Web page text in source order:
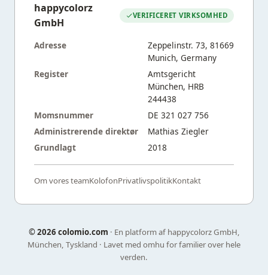
happycolorz
GmbH
VERIFICERET VIRKSOMHED
Adresse
Zeppelinstr. 73, 81669
Munich, Germany
Register
Amtsgericht
München, HRB
244438
Momsnummer
DE 321 027 756
Administrerende direktør
Mathias Ziegler
Grundlagt
2018
Om vores teamKolofonPrivatlivspolitikKontakt
©2026 colomio.com · En platform af happycolorz GmbH,
München, Tyskland · Lavet med omhu for familier over hele
verden.